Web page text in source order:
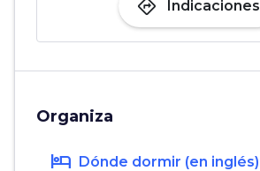
directions Indicaciones
Organiza
hotel Dónde dormir (en inglés)